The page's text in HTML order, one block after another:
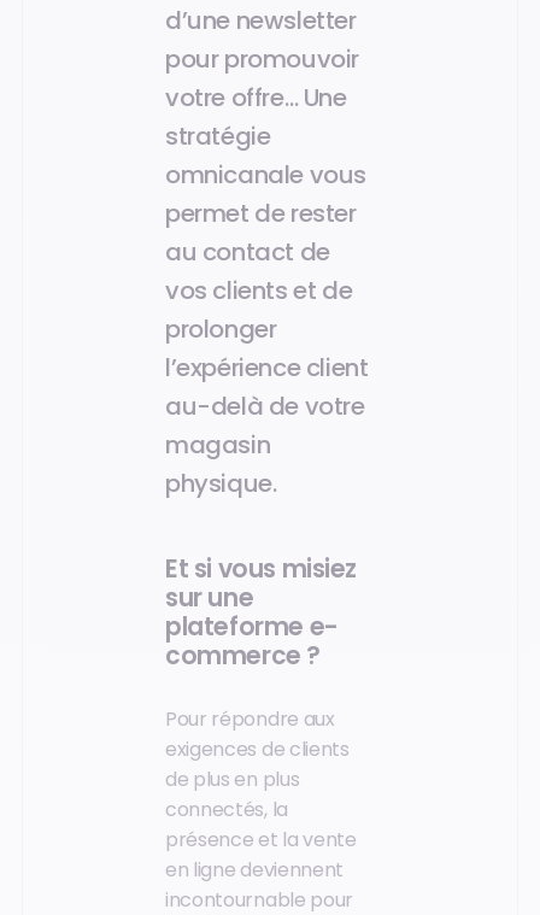
d’une newsletter
pour promouvoir
votre offre… Une
stratégie
omnicanale vous
permet de rester
au contact de
vos clients et de
prolonger
l’expérience client
au-delà de votre
magasin
physique.
Et si vous misiez
sur une
plateforme e-
commerce ?
Pour répondre aux
exigences de clients
de plus en plus
connectés, la
présence et la vente
en ligne deviennent
incontournable pour